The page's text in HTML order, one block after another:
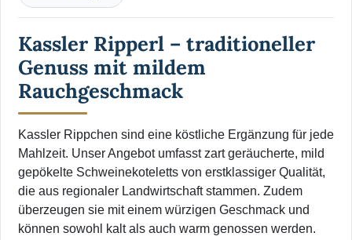
Kassler Ripperl – traditioneller
Genuss mit mildem
Rauchgeschmack
Kassler Rippchen sind eine köstliche Ergänzung für jede
Mahlzeit. Unser Angebot umfasst zart geräucherte, mild
gepökelte Schweinekoteletts von erstklassiger Qualität,
die aus regionaler Landwirtschaft stammen. Zudem
überzeugen sie mit einem würzigen Geschmack und
können sowohl kalt als auch warm genossen werden.